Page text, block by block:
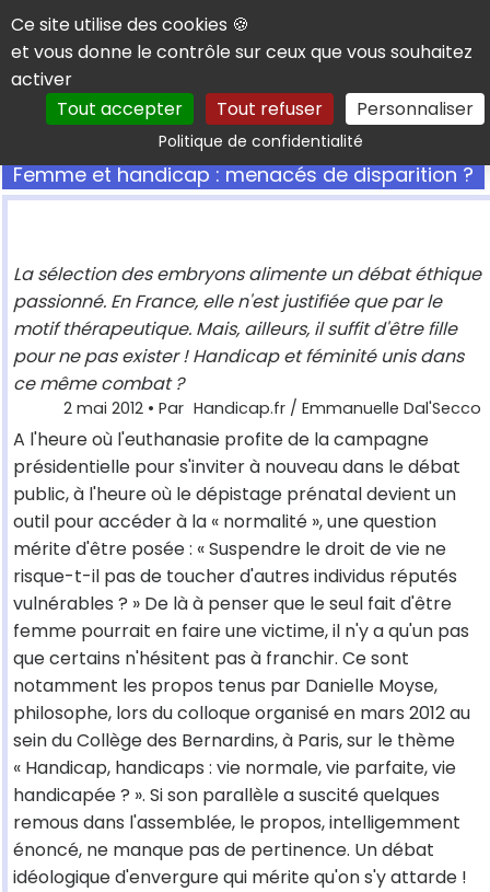
Panneau de gestion des cookies
Ce site utilise des cookies 🍪
et vous donne le contrôle sur ceux que vous souhaitez
activer
Tout accepter
Tout refuser Personnaliser
Politique de confidentialitéRechercher
Femme et handicap : menacés de disparition ?
La sélection des embryons alimente un débat éthique
passionné. En France, elle n'est justifiée que par le
motif thérapeutique. Mais, ailleurs, il suffit d'être fille
pour ne pas exister ! Handicap et féminité unis dans
ce même combat ?
2 mai 2012 • Par Handicap.fr / Emmanuelle Dal'Secco
A l'heure où l'euthanasie profite de la campagne
présidentielle pour s'inviter à nouveau dans le débat
public, à l'heure où le dépistage prénatal devient un
outil pour accéder à la « normalité », une question
mérite d'être posée : « Suspendre le droit de vie ne
risque-t-il pas de toucher d'autres individus réputés
vulnérables ? » De là à penser que le seul fait d'être
femme pourrait en faire une victime, il n'y a qu'un pas
que certains n'hésitent pas à franchir. Ce sont
notamment les propos tenus par Danielle Moyse,
philosophe, lors du colloque organisé en mars 2012 au
sein du Collège des Bernardins, à Paris, sur le thème
« Handicap, handicaps : vie normale, vie parfaite, vie
handicapée ? ». Si son parallèle a suscité quelques
remous dans l'assemblée, le propos, intelligemment
énoncé, ne manque pas de pertinence. Un débat
idéologique d'envergure qui mérite qu'on s'y attarde !